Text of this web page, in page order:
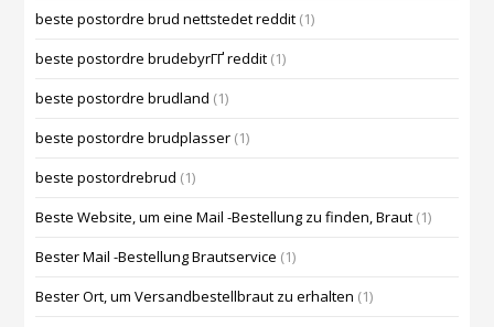
beste postordre brud nettstedet reddit (1)
beste postordre brudebyrГҐ reddit (1)
beste postordre brudland (1)
beste postordre brudplasser (1)
beste postordrebrud (1)
Beste Website, um eine Mail -Bestellung zu finden, Braut (1)
Bester Mail -Bestellung Brautservice (1)
Bester Ort, um Versandbestellbraut zu erhalten (1)